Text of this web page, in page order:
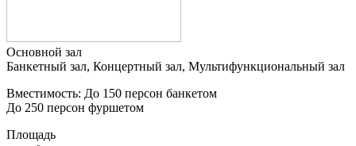
Основной зал
Банкетный зал, Концертный зал, Мультифункциональный зал
Вместимость: До 150 персон банкетом
До 250 персон фуршетом
Площадь